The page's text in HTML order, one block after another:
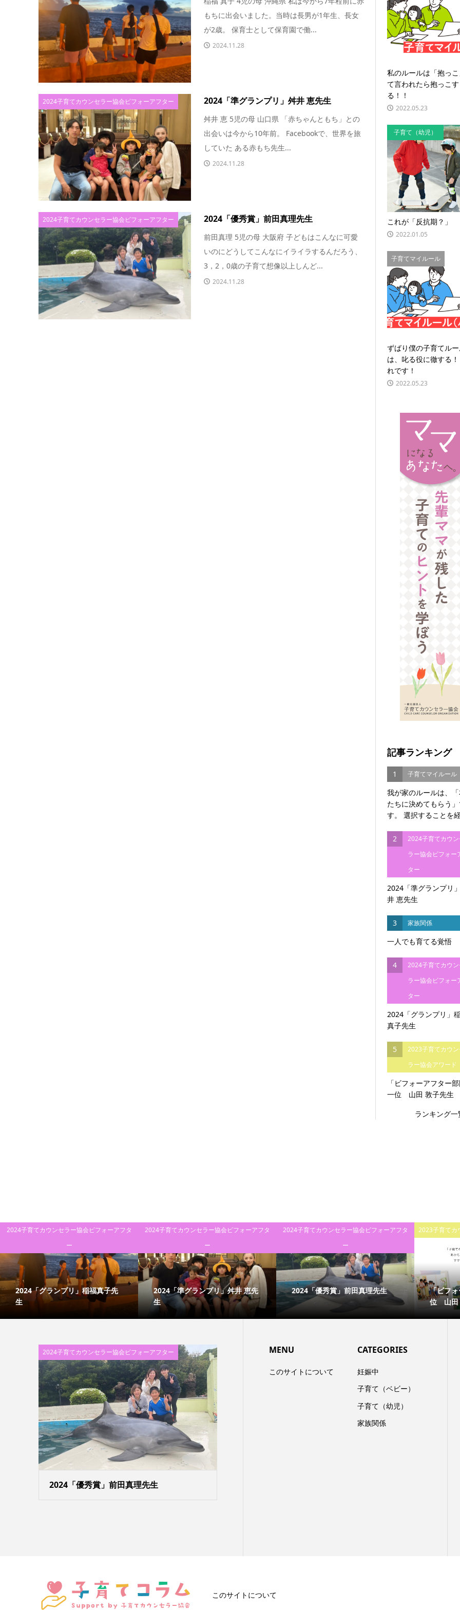
もちに出会いました。当時は長男が1年生、長女
が2歳。 保育士として保育園で働...
2024.11.28
2024子育てカウンセラー協会ビフォーアフター 2024「準グランプリ」舛井 恵先生
舛井 恵 5児の母 山口県 「赤ちゃんともち」との
出会いは今から10年前。 Facebookで、世界を旅
していた ある赤もち先生...
2024.11.28
2024子育てカウンセラー協会ビフォーアフター 2024「優秀賞」前田真理先生
前田真理 5児の母 大阪府 子どもはこんなに可愛
いのにどうしてこんなにイライラするんだろう、
3，2，0歳の子育て想像以上しんど...
2024.11.28
私のルールは「抱っこ
て言われたら抱っこす
る！！
2022.05.23
子育て（幼児）
これが「反抗期？」
2022.01.05
子育てマイルール
ずばり僕の子育てル
は、叱る役に徹する！
れです！
2022.05.23
記事ランキング
1 子育てマイルール
我が家のルールは、「
たちに決めてもらう
す。 選択することを
2
2024子育てカウン
ラー協会ビフォー
ター
2024「準グランプリ
井 恵先生
3 家族関係
一人でも育てる覚悟
4
2024子育てカウン
ラー協会ビフォー
ター
2024「グランプリ」
真子先生
5
2023子育てカウン
ラー協会アワード
「ビフォーアフター部
一位 山田 敦子先生
ランキング一
2024子育てカウンセラー協会ビフォーアフタ
ー
2024「グランプリ」稲福真子先
生
2024子育てカウンセラー協会ビフォーアフタ
ー
2024「準グランプリ」舛井 恵先
生
2024子育てカウンセラー協会ビフォーアフタ
ー
2024「優秀賞」前田真理先生
2023子育てカ
「ビフ
位 山田
2024子育てカウンセラー協会ビフォーアフター
2024「優秀賞」前田真理先生
MENU
このサイトについて
CATEGORIES
妊娠中
子育て（ベビー）
子育て（幼児）
家族関係
このサイトについて